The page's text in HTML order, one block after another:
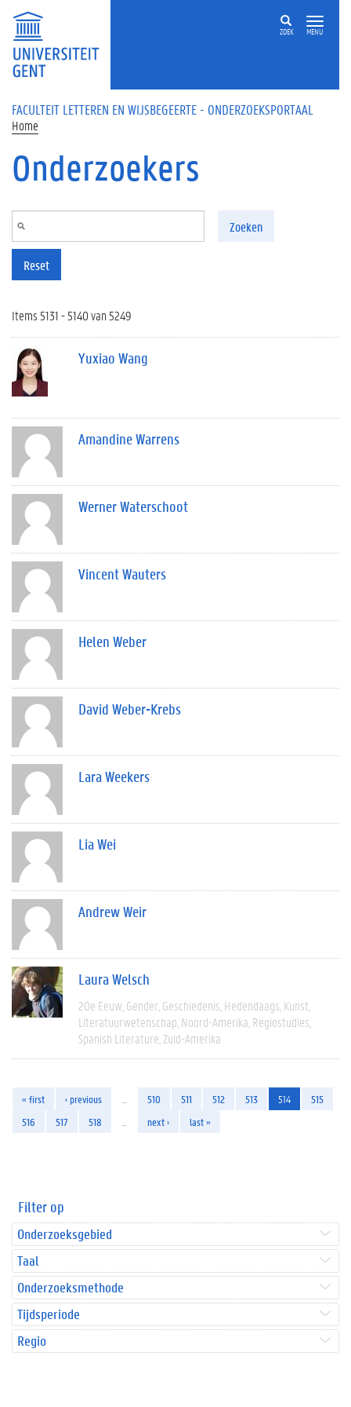
Overslaan en naar de inhoud gaan
ZOEK MENU
FACULTEIT LETTEREN EN WIJSBEGEERTE - ONDERZOEKSPORTAAL
Home
Onderzoekers
Zoeken
Reset
Items 5131 - 5140 van 5249
Yuxiao Wang
Amandine Warrens
Werner Waterschoot
Vincent Wauters
Helen Weber
David Weber-Krebs
Lara Weekers
Lia Wei
Andrew Weir
Laura Welsch
20e Eeuw Gender Geschiedenis Hedendaags Kunst
Literatuurwetenschap Noord-Amerika Regiostudies
Spanish Literature Zuid-Amerika
« first ‹ previous 510 511 512 513 514
515
516
517 518 next › last »
Filter op
Onderzoeksgebied
Taal
Onderzoeksmethode
Tijdsperiode
Regio